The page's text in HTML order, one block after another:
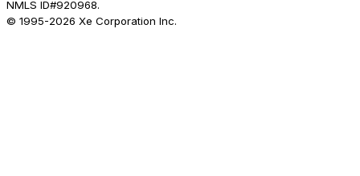
NMLS ID#920968.
© 1995-2026 Xe Corporation Inc.